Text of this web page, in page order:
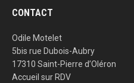
CONTACT
Odile Motelet
5bis rue Dubois-Aubry
17310 Saint-Pierre d’Oléron
Accueil sur RDV